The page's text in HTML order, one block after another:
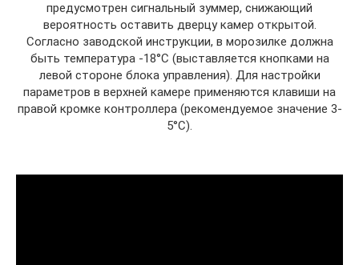
предусмотрен сигнальный зуммер, снижающий
вероятность оставить дверцу камер открытой.
Согласно заводской инструкции, в морозилке должна
быть температура -18°С (выставляется кнопками на
левой стороне блока управления). Для настройки
параметров в верхней камере применяются клавиши на
правой кромке контроллера (рекомендуемое значение 3-
5°С).